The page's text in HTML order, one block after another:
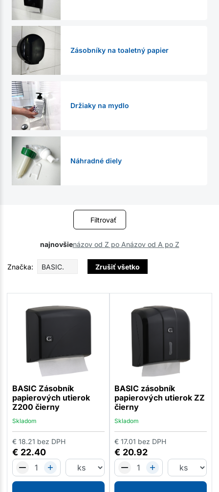
Zásobníky na toaletný papier
Držiaky na mydlo
Náhradné diely
Filtrovať
najnovšienázov od Z po Anázov od A po Z
Značka: BASIC. Zrušiť všetko
BASIC Zásobník
papierových utierok
Z200 čierny
Skladom
€ 22.40
€ 18.21 bez DPH
BASIC zásobník
papierových utierok ZZ
čierny
Skladom
€ 20.92
€ 17.01 bez DPH